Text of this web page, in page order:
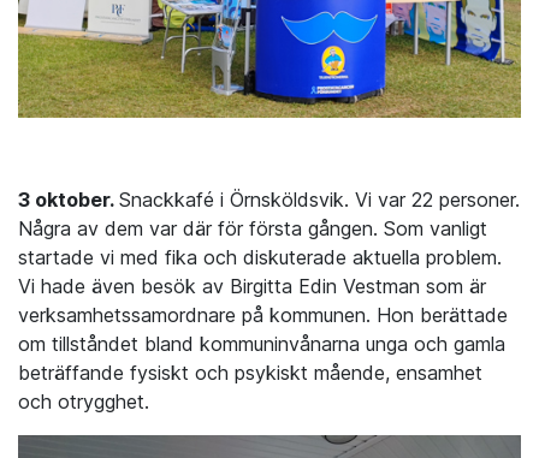
3 oktober. Snackkafé i Örnsköldsvik. Vi var 22 personer.
Några av dem var där för första gången. Som vanligt
startade vi med fika och diskuterade aktuella problem.
Vi hade även besök av Birgitta Edin Vestman som är
verksamhetssamordnare på kommunen. Hon berättade
om tillståndet bland kommuninvånarna unga och gamla
beträffande fysiskt och psykiskt mående, ensamhet
och otrygghet.